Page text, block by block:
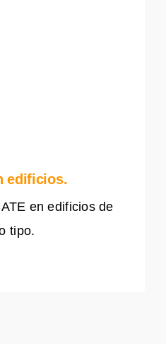
edificios.
en edificios de
tipo.